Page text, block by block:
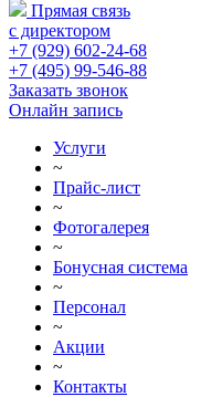
Прямая связь
с директором
+7 (929) 602-24-68
+7 (495) 99-546-88
Заказать звонок
Онлайн запись
Услуги
~
Прайс-лист
~
Фотогалерея
~
Бонусная система
~
Персонал
~
Акции
~
Контакты